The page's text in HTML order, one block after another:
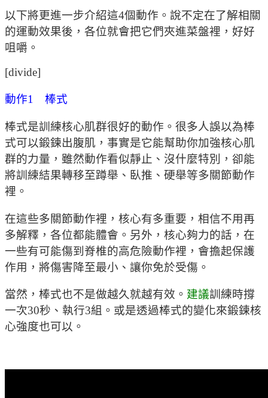
以下將更進一步介紹這4個動作。說不定在了解相關
的運動效果後，各位就會把它們夾進菜盤裡，好好
咀嚼。
[divide]
動作1 棒式
棒式是訓練核心肌群很好的動作。很多人誤以為棒
式可以鍛鍊出腹肌，事實是它能幫助你加強核心肌
群的力量，雖然動作看似靜止、沒什麼特別，卻能
將訓練結果轉移至蹲舉、臥推、硬舉等多關節動作
裡。
在這些多關節動作裡，核心有多重要，相信不用再
多解釋，各位都能體會。另外，核心夠力的話，在
一些有可能傷到脊椎的高危險動作裡，會擔起保護
作用，將傷害降至最小、讓你免於受傷。
當然，棒式也不是做越久就越有效。 建議訓練時撐
一次30秒、執行3組。或是透過棒式的變化來鍛鍊核
心強度也可以。